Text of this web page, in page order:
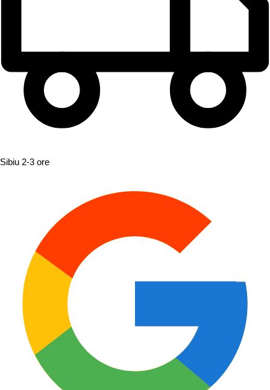
Sibiu 2-3 ore